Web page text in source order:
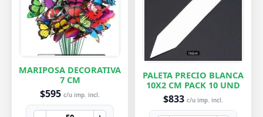
MARIPOSA DECORATIVA
7 CM
$595 c/u imp. incl.
PALETA PRECIO BLANCA
10X2 CM PACK 10 UND
$833 c/u imp. incl.